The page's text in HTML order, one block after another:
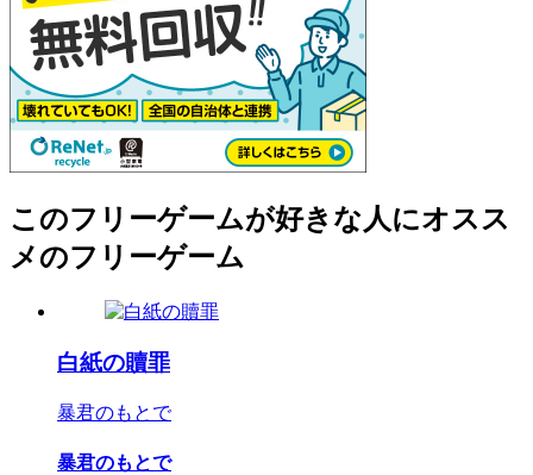
このフリーゲームが好きな人にオスス
メのフリーゲーム
白紙の贖罪
暴君のもとで
暴君のもとで